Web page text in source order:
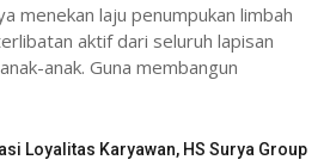
menekan laju penumpukan limbah
aktif dari seluruh lapisan
anak. Guna membangun
Loyalitas Karyawan, HS Surya Group